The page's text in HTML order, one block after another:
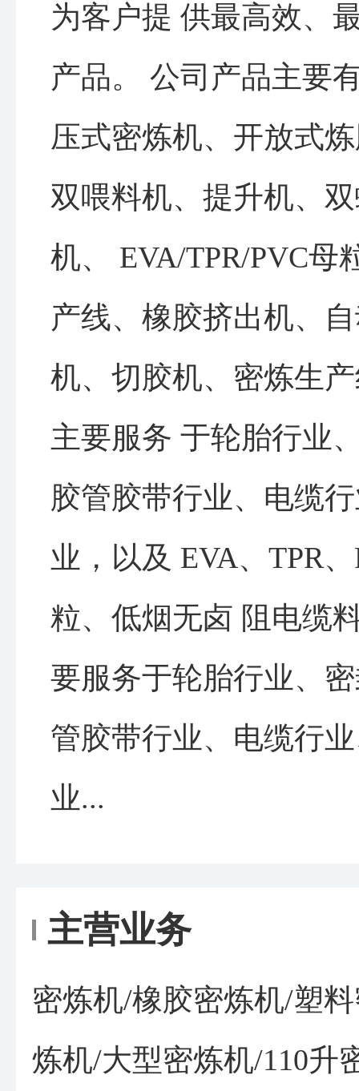
为客户提 供最高效、
产品。 公司产品主要
压式密炼机、开放式
双喂料机、提升机、
机、 EVA/TPR/PVC母
产线、橡胶挤出机、
机、切胶机、密炼生
主要服务 于轮胎行业
胶管胶带行业、电缆
业，以及 EVA、TPR
粒、低烟无卤 阻电缆
要服务于轮胎行业、
管胶带行业、电缆行
业...
主营业务
密炼机/橡胶密炼机/塑
炼机/大型密炼机/110升